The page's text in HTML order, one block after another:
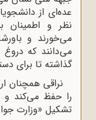
عده‌ای از
نظر و اطمینان
می‌خورند و
می‌دانند که
گذاشته تا برای
نراقی همچنان
را حفظ می‌کند و
تشکیل «وزارت